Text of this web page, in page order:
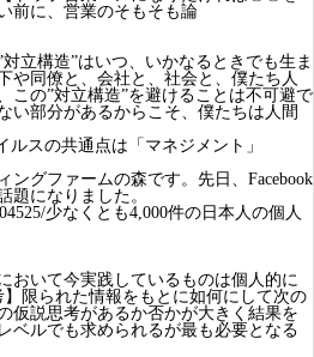
前に、営業のそもそも論
立構造”はいつ、いかなるときでも生ま
や同僚と、会社と、社会と、僕たち人
この”対立構造”を避けることは不可避で
い部分があるからこそ、僕たちは人間
ルスの共通点は「マネジメント」
ングファームの森です。先日、Facebook
題になりました。
少なくとも4,000件の日本人の個人
おいて今実践しているものは個人的に
限られた情報をもとに如何にして次の
仮説思考があるか否かが大きく結果を
ベルでも求められるが最も必要となる